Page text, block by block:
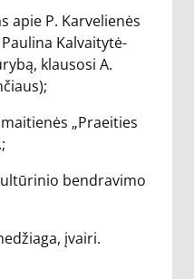
apie P. Karvelienės
Kalvaitytė-
klausosi A.
„Praeities
bendravimo
įvairi.